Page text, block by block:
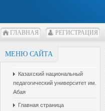
ГЛАВНАЯ РЕГИСТРАЦИЯ
МЕНЮ САЙТА
Казахский национальный
педагогический университет им.
Абая
Главная страница